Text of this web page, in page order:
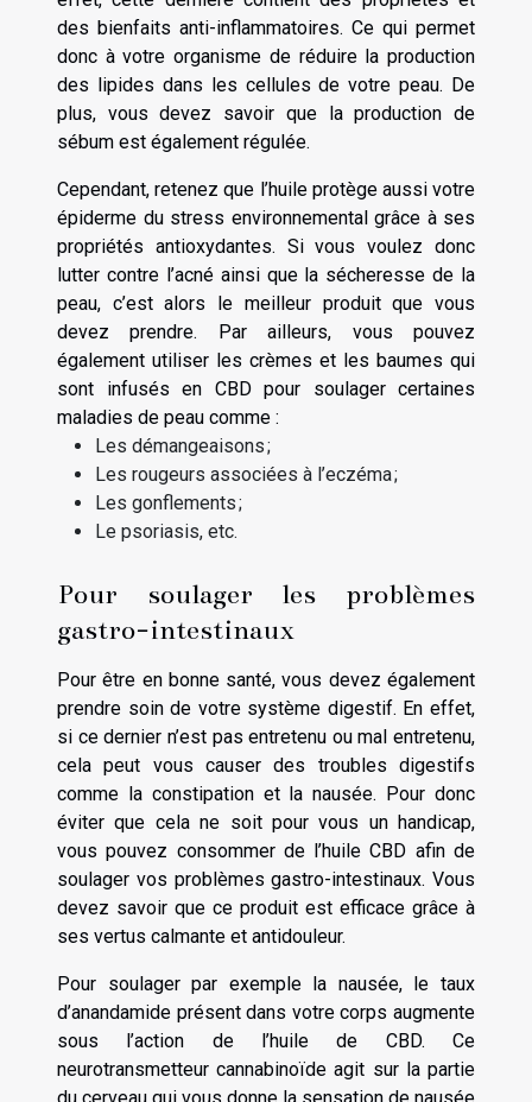
des bienfaits anti-inflammatoires. Ce qui permet
donc à votre organisme de réduire la production
des lipides dans les cellules de votre peau. De
plus, vous devez savoir que la production de
sébum est également régulée.
Cependant, retenez que l’huile protège aussi votre
épiderme du stress environnemental grâce à ses
propriétés antioxydantes. Si vous voulez donc
lutter contre l’acné ainsi que la sécheresse de la
peau, c’est alors le meilleur produit que vous
devez prendre. Par ailleurs, vous pouvez
également utiliser les crèmes et les baumes qui
sont infusés en CBD pour soulager certaines
maladies de peau comme :
Les démangeaisons ;
Les rougeurs associées à l’eczéma ;
Les gonflements ;
Le psoriasis, etc.
Pour soulager les problèmes
gastro-intestinaux
Pour être en bonne santé, vous devez également
prendre soin de votre système digestif. En effet,
si ce dernier n’est pas entretenu ou mal entretenu,
cela peut vous causer des troubles digestifs
comme la constipation et la nausée. Pour donc
éviter que cela ne soit pour vous un handicap,
vous pouvez consommer de l’huile CBD afin de
soulager vos problèmes gastro-intestinaux. Vous
devez savoir que ce produit est efficace grâce à
ses vertus calmante et antidouleur.
Pour soulager par exemple la nausée, le taux
d’anandamide présent dans votre corps augmente
sous l’action de l’huile de CBD. Ce
neurotransmetteur cannabinoïde agit sur la partie